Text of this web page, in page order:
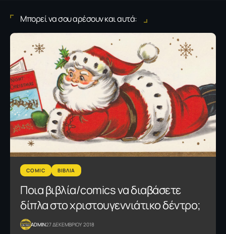
Μπορεί να σου αρέσουν και αυτά:
COMIC ΒΙΒΛΙΑ
Ποια βιβλία/comics να διαβάσετε
δίπλα στο χριστουγεννιάτικο δέντρο;
ADMIN27 ΔΕΚΕΜΒΡΙΟΥ 2018